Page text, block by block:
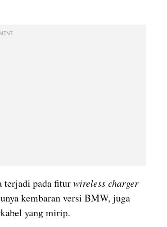
terjadi pada fitur wireless charger
kembaran versi BMW, juga
yang mirip.